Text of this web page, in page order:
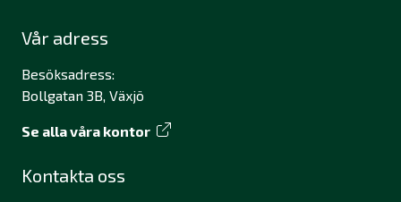
Vår adress
Besöksadress:
Bollgatan 3B, Växjö
Se alla våra kontor
Kontakta oss